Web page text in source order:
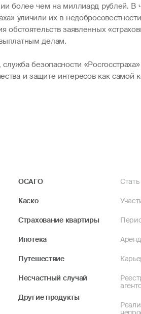
более чем на миллиард рублей.
уличили их в
обстоятельств заявленных
делам.
безопасности
и защите интересов как самой
ОСАГО
Каско
Страхование квартиры
Ипотека
Путешествие
Несчастный случай
Другие продукты